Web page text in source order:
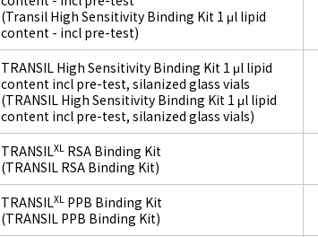
(Transil High Sensitivity Binding Kit 1 μl lipid
content - incl pre-test)
TRANSIL High Sensitivity Binding Kit 1 μl lipid
content incl pre-test, silanized glass vials
(TRANSIL High Sensitivity Binding Kit 1 μl lipid
content incl pre-test, silanized glass vials)
TRANSILXL RSA Binding Kit
(TRANSIL RSA Binding Kit)
TRANSILXL PPB Binding Kit
(TRANSIL PPB Binding Kit)